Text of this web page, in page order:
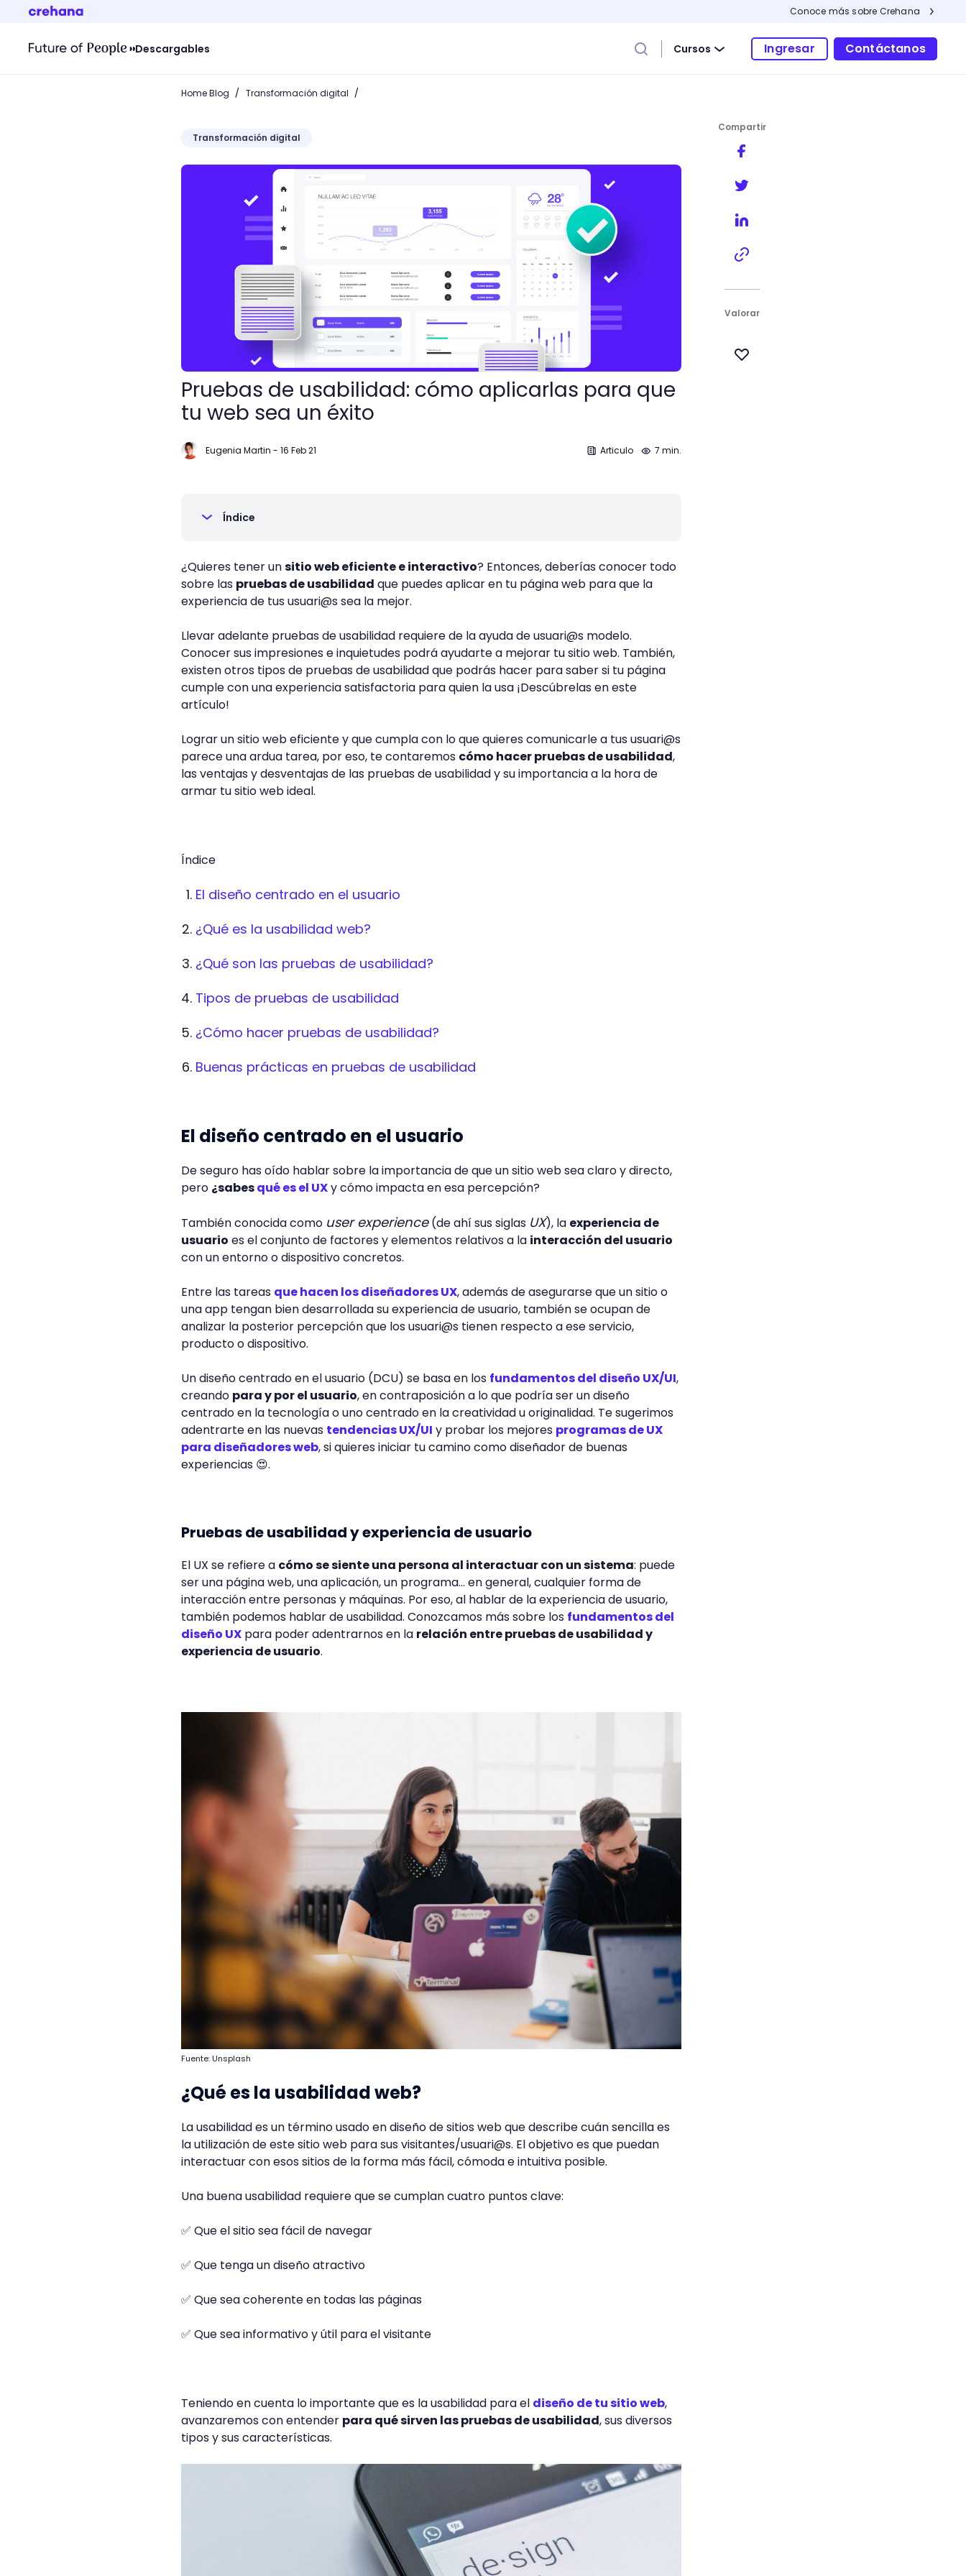
Conoce más sobre Crehana
Descargables Cursos Ingresar Contáctanos
Home Blog / Transformación digital /
Transformación digital
Pruebas de usabilidad: cómo aplicarlas para que tu web sea un éxito
Pruebas de usabilidad: cómo aplicarlas para que
tu web sea un éxito
Eugenia Martin - 16 Feb 21 Articulo 7 min.
Índice
¿Quieres tener unsitio web eficiente e interactivo? Entonces, deberías conocer todo
sobre las pruebas de usabilidad que puedes aplicar en tu página web para que la
experiencia de tus usuari@s sea la mejor.
Llevar adelante pruebas de usabilidad requiere de la ayuda de usuari@s modelo.
Conocer sus impresiones e inquietudes podrá ayudarte a mejorar tu sitio web. También,
existen otros tipos de pruebas de usabilidad que podrás hacer para saber si tu página
cumple con una experiencia satisfactoria para quien la usa ¡Descúbrelas en este
artículo!
Lograr un sitio web eficiente y que cumpla con lo que quieres comunicarle a tus usuari@s
parece una ardua tarea, por eso, te contaremos cómo hacer pruebas de usabilidad,
las ventajas y desventajas de las pruebas de usabilidad y su importancia a la hora de
armar tu sitio web ideal.
Índice
El diseño centrado en el usuario
¿Qué es la usabilidad web?
¿Qué son las pruebas de usabilidad?
Tipos de pruebas de usabilidad
¿Cómo hacer pruebas de usabilidad?
Buenas prácticas en pruebas de usabilidad
El diseño centrado en el usuario
De seguro has oído hablar sobre la importancia de que un sitio web sea claro y directo,
pero ¿sabesqué es el UXy cómo impacta en esa percepción?
También conocida como user experience(de ahí sus siglas UX), la experiencia de
usuario es el conjunto de factores y elementos relativos a la interacción del usuario
con un entorno o dispositivo concretos.
Entre las tareas que hacen los diseñadores UX, además de asegurarse que un sitio o
una app tengan bien desarrollada su experiencia de usuario, también se ocupan de
analizar la posterior percepción que los usuari@s tienen respecto a ese servicio,
producto o dispositivo.
Un diseño centrado en el usuario (DCU) se basa en los fundamentos del diseño UX/UI,
creando para y por el usuario, en contraposición a lo que podría ser un diseño
centrado en la tecnología o uno centrado en la creatividad u originalidad. Te sugerimos
adentrarte en las nuevas tendencias UX/UI y probar los mejores programas de UX
para diseñadores web, si quieres iniciar tu camino como diseñador de buenas
experiencias 😍.
Pruebas de usabilidad y experiencia de usuario
El UX se refiere a cómo se siente una persona al interactuar con un sistema: puede
ser una página web, una aplicación, un programa... en general, cualquier forma de
interacción entre personas y máquinas. Por eso, al hablar de la experiencia de usuario,
también podemos hablar de usabilidad. Conozcamos más sobre los fundamentos del
diseño UX para poder adentrarnos en la relación entre pruebas de usabilidad y
experiencia de usuario.
Fuente: Unsplash
¿Qué es la usabilidad web?
La usabilidad es un término usado en diseño de sitios web que describe cuán sencilla es
la utilización de este sitio web para sus visitantes/usuari@s. El objetivo es que puedan
interactuar con esos sitios de la forma más fácil, cómoda e intuitiva posible.
Una buena usabilidad requiere que se cumplan cuatro puntos clave:
✅ Que el sitio sea fácil de navegar
✅ Que tenga un diseño atractivo
✅ Que sea coherente en todas las páginas
✅ Que sea informativo y útil para el visitante
Teniendo en cuenta lo importante que es la usabilidad para el diseño de tu sitio web,
avanzaremos con entender para qué sirven las pruebas de usabilidad, sus diversos
tipos y sus características.
Compartir
Valorar